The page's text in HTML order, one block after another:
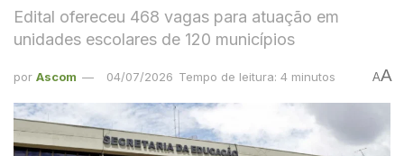
Edital ofereceu 468 vagas para atuação em
unidades escolares de 120 municípios
por Ascom 04/07/2026 Tempo de leitura: 4 minutos AA